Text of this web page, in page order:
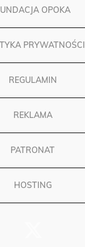
OPOKA
PRYWATNOŚCI
REGULAMIN
REKLAMA
PATRONAT
HOSTING